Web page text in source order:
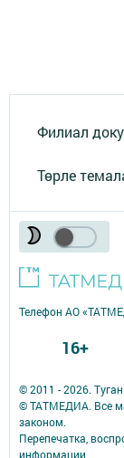
Филиал
Төрле
© 2011 - 2026.
© ТАТМЕДИА. Все
законом.
Перепечатка,
информации,
Телефон АО
16+